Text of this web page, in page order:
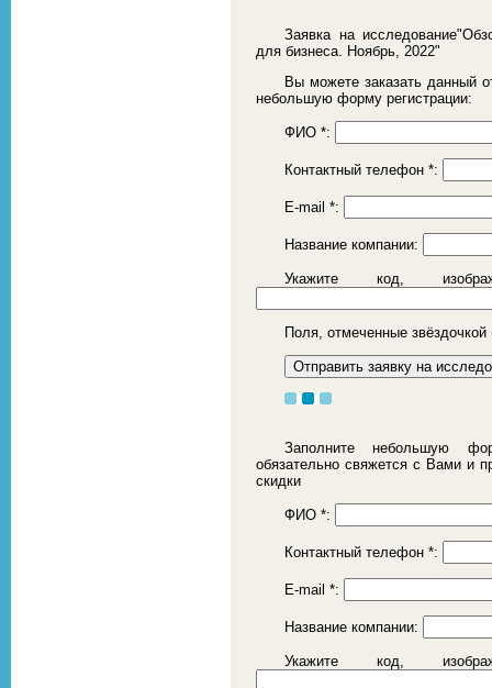
Заявка на
для бизнеса. Ноябрь, 2022"
Вы можете заказать данный
небольшую форму регистрации:
ФИО *:
Контактный телефон *:
E-mail *:
Название компании:
Укажите код,
Поля, отмеченные звёздочкой
Заполните небольшую
обязательно свяжется с Вами и
скидки
ФИО *:
Контактный телефон *:
E-mail *:
Название компании:
Укажите код,